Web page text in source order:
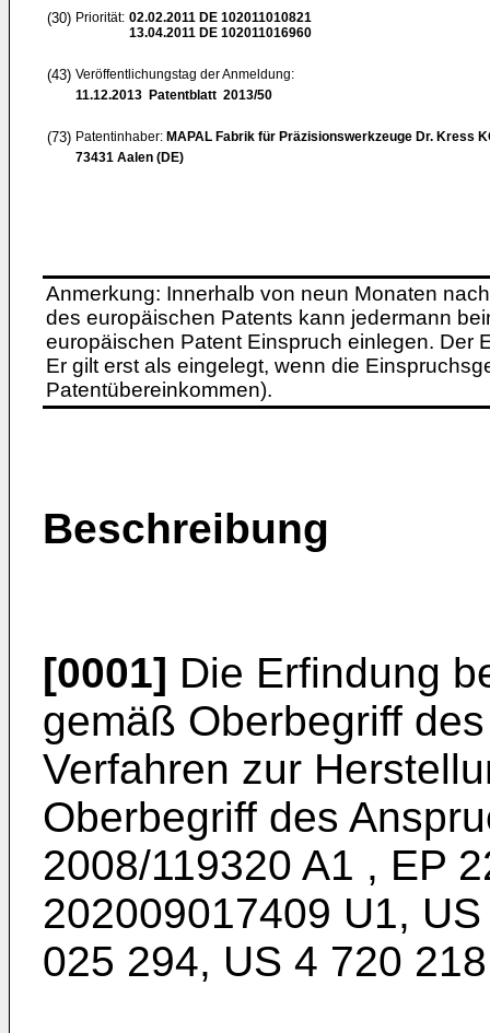
(30) Priorität: 02.02.2011 DE 102011010821
13.04.2011 DE 102011016960
(43) Veröffentlichungstag der Anmeldung:
11.12.2013 Patentblatt 2013/50
(73) Patentinhaber: MAPAL Fabrik für Präzisionswerkzeuge Dr. Kress
73431 Aalen (DE)
Anmerkung: Innerhalb von neun Monaten
des europäischen Patents kann jedermann
europäischen Patent Einspruch einlegen. Der
Er gilt erst als eingelegt, wenn die
Patentübereinkommen).
Beschreibung
[0001] Die Erfindung
gemäß Oberbegriff
Verfahren zur
Oberbegriff des
2008/119320 A1 , EP
202009017409 U1,
025 294, US 4 720